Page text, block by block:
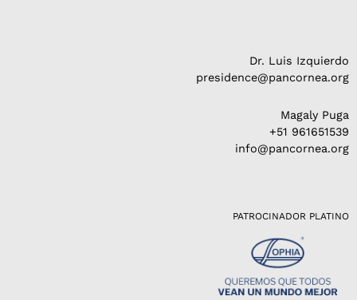
Dr. Luis Izquierdo
presidence@pancornea.org
Magaly Puga
+51 961651539
info@pancornea.org
PATROCINADOR PLATINO